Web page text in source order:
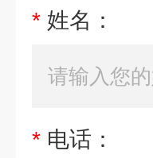
* 姓名：
* 电话：